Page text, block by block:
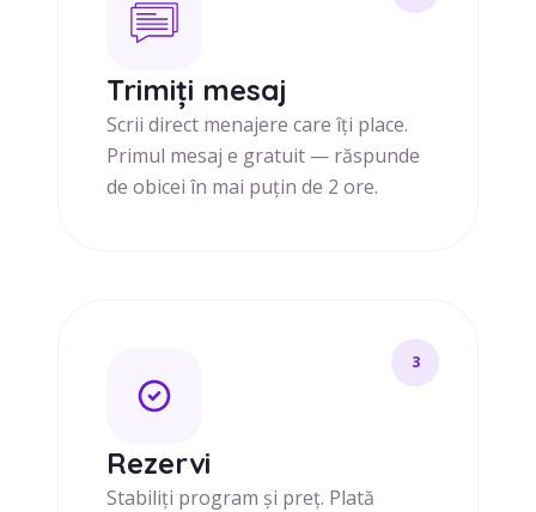
Trimiți mesaj
Scrii direct menajere care îți place.
Primul mesaj e gratuit — răspunde
de obicei în mai puțin de 2 ore.
3
Rezervi
Stabiliți program și preț. Plată